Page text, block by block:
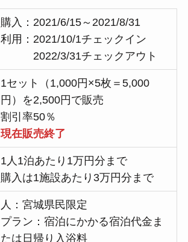
購入：2021/6/15～2021/8/31
利用：2021/10/1チェックイン
2022/3/31チェックアウト
1セット（1,000円×5枚＝5,000
円）を2,500円で販売
割引率50％
現在販売終了
1人1泊あたり1万円分まで
購入は1施設あたり3万円分まで
人：宮城県民限定
プラン：宿泊にかかる宿泊代金ま
たは日帰り入浴料